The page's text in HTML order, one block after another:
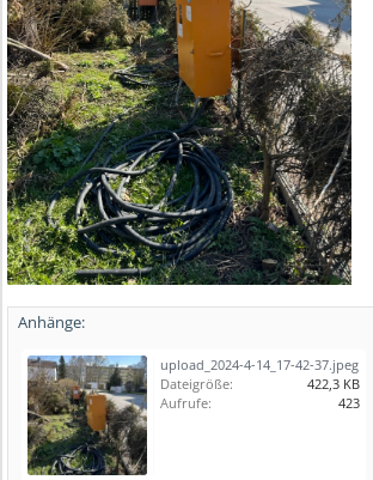
Anhänge:
upload_2024-4-14_17-42-37.jpeg
Dateigröße:
422,3 KB
Aufrufe:
423